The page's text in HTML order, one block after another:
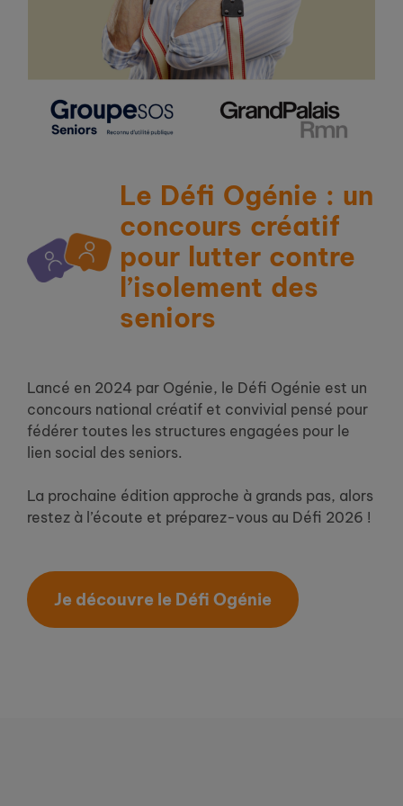
Le Défi Ogénie : un
concours créatif
pour lutter contre
l’isolement des
seniors
Lancé en 2024 par Ogénie, le Défi Ogénie est un
concours national créatif et convivial pensé pour
fédérer toutes les structures engagées pour le
lien social des seniors.
La prochaine édition approche à grands pas, alors
restez à l’écoute et préparez-vous au Défi 2026 !
Je découvre le Défi Ogénie